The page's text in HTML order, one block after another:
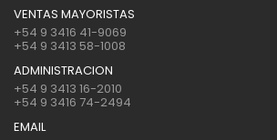
VENTAS MAYORISTAS
+54 9 3416 41-9069
+54 9 3413 58-1008
ADMINISTRACION
+54 9 3413 16-2010
+54 9 3416 74-2494
EMAIL